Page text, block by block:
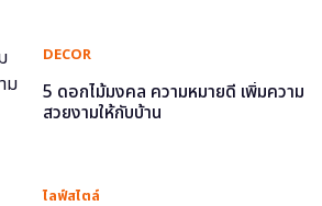
DECOR
5 ดอกไม้มงคล ความหมายดี เพิ่มความ
สวยงามให้กับบ้าน
ไลฟ์สไตล์